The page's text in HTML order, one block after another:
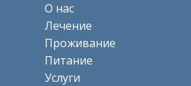
О нас
Лечение
Проживание
Питание
Услуги